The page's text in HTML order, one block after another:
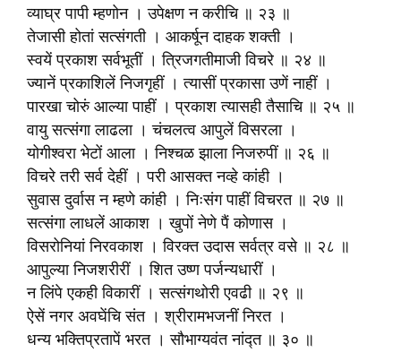
व्याघ्र पापी म्हणोन । उपेक्षण न करीचि ॥ २३ ॥
तेजासी होतां सत्संगती । आकर्षून दाहक शक्ती ।
स्वयें प्रकाश सर्वभूतीं । त्रिजगतीमाजी विचरे ॥ २४ ॥
ज्यानें प्रकाशिलें निजगृहीं । त्यासीं प्रकासा उणें नाहीं ।
पारखा चोरुं आल्या पाहीं । प्रकाश त्यासही तैसाचि ॥ २५ ॥
वायु सत्संगा लाढला । चंचलत्व आपुलें विसरला ।
योगीश्वरा भेटों आला । निश्चळ झाला निजरुपीं ॥ २६ ॥
विचरे तरी सर्व देहीं । परी आसक्त नव्हे कांही ।
सुवास दुर्वास न म्हणे कांही । निःसंग पाहीं विचरत ॥ २७ ॥
सत्संगा लाधलें आकाश । खुपों नेणे पैं कोणास ।
विसरोनियां निरवकाश । विरक्त उदास सर्वत्र वसे ॥ २८ ॥
आपुल्या निजशरीरीं । शित उष्ण पर्जन्यधारीं ।
न लिंपे एकही विकारीं । सत्संगथोरी एवढी ॥ २९ ॥
ऐसें नगर अवघेंचि संत । श्रीरामभजनीं निरत ।
धन्य भक्तिप्रतापें भरत । सौभाग्यवंत नांद्त ॥ ३० ॥